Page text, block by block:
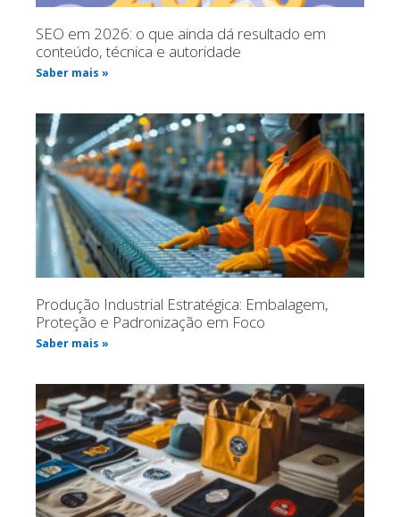
SEO em 2026: o que ainda dá resultado em
conteúdo, técnica e autoridade
Saber mais »
Produção Industrial Estratégica: Embalagem,
Proteção e Padronização em Foco
Saber mais »